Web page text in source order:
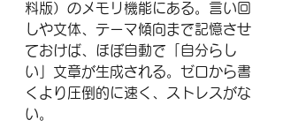
料版）のメモリ機能にある。言い回
しや文体、テーマ傾向まで記憶させ
ておけば、ほぼ自動で「自分らし
い」文章が生成される。ゼロから書
くより圧倒的に速く、ストレスがな
い。